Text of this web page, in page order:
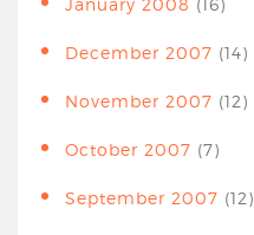
January 2008 (16)
December 2007 (14)
November 2007 (12)
October 2007 (7)
September 2007 (12)